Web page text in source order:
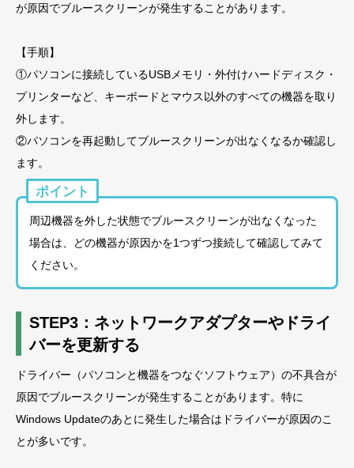
が原因でブルースクリーンが発生することがあります。
【手順】
①パソコンに接続しているUSBメモリ・外付けハードディスク・
プリンターなど、キーボードとマウス以外のすべての機器を取り
外します。
②パソコンを再起動してブルースクリーンが出なくなるか確認し
ます。
ポイント
周辺機器を外した状態でブルースクリーンが出なくなった
場合は、どの機器が原因かを1つずつ接続して確認してみて
ください。
STEP3：ネットワークアダプターやドライ
バーを更新する
ドライバー（パソコンと機器をつなぐソフトウェア）の不具合が
原因でブルースクリーンが発生することがあります。特に
Windows Updateのあとに発生した場合はドライバーが原因のこ
とが多いです。